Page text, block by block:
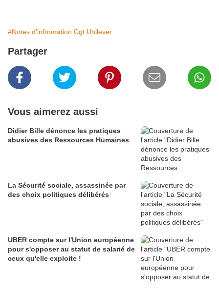
#Notes d'information Cgt Unilever
Partager
Vous aimerez aussi
Didier Bille dénonce les pratiques
abusives des Ressources Humaines
La Sécurité sociale, assassinée par
des choix politiques délibérés
UBER compte sur l'Union européenne
pour s'opposer au statut de salarié de
ceux qu'elle exploite !